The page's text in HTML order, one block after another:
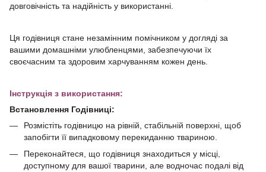
довговічність та надійність у використанні.
Ця годівниця стане незамінним помічником у догляді за
вашими домашніми улюбленцями, забезпечуючи їх
своєчасним та здоровим харчуванням кожен день.
Інструкція з використання:
Встановлення Годівниці:
Розмістіть годівницю на рівній, стабільній поверхні, щоб
запобігти її випадковому перекиданню твариною.
Переконайтеся, що годівниця знаходиться у місці,
доступному для вашої тварини, але водночас подалі від